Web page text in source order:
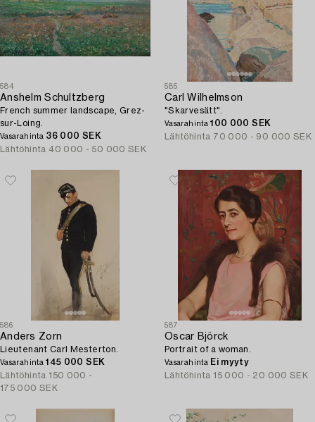
584
Anshelm Schultzberg
French summer landscape, Grez-
sur-Loing.
Vasarahinta 36 000 SEK
Lähtöhinta 40 000 - 50 000 SEK
585
Carl Wilhelmson
"Skarvesätt".
Vasarahinta100 000 SEK
Lähtöhinta 70 000 - 90 000 SEK
586
Anders Zorn
Lieutenant Carl Mesterton.
Vasarahinta145 000 SEK
Lähtöhinta 150 000 -
175 000 SEK
587
Oscar Björck
Portrait of a woman.
Vasarahinta Ei myyty
Lähtöhinta 15 000 - 20 000 SEK